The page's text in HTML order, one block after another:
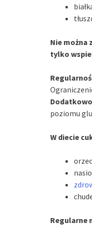
Nie można
tylko
poziomu
W diecie
Regularne